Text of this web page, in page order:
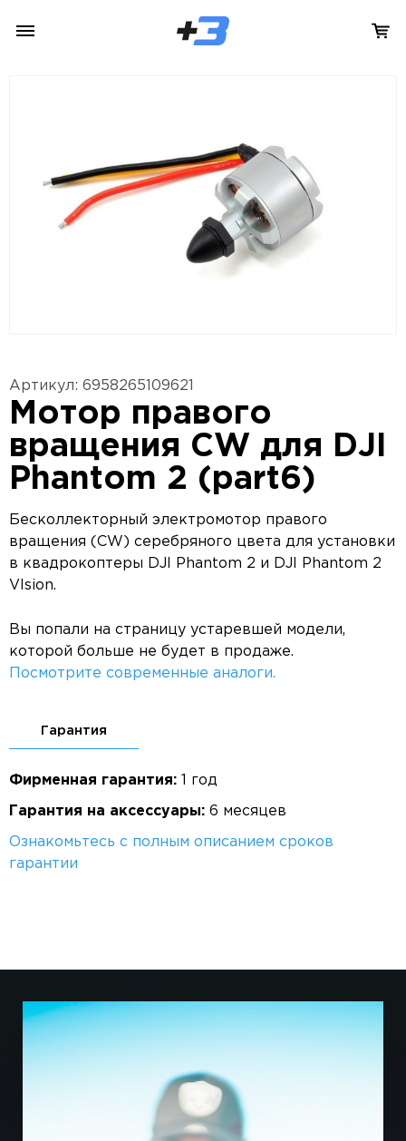
Артикул: 6958265109621
Мотор правого
вращения CW для DJI
Phantom 2 (part6)
Бесколлекторный электромотор правого
вращения (CW) серебряного цвета для установки
в квадрокоптеры DJI Phantom 2 и DJI Phantom 2
VIsion.
Вы попали на страницу устаревшей модели,
которой больше не будет в продаже.
Посмотрите современные аналоги.
Гарантия
Фирменная гарантия: 1 год
Гарантия на аксессуары: 6 месяцев
Ознакомьтесь с полным описанием сроков
гарантии